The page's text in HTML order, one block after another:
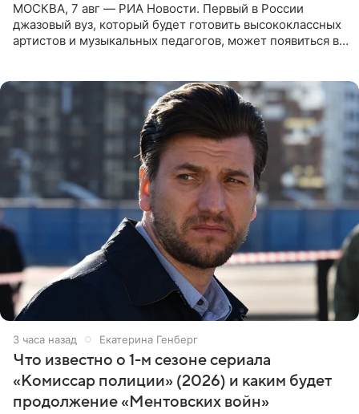
МОСКВА, 7 авг — РИА Новости. Первый в России
джазовый вуз, который будет готовить высококлассных
артистов и музыкальных педагогов, может появиться в
3 часа назад Екатерина Генберг
Что известно о 1-м сезоне сериала
«Комиссар полиции» (2026) и каким будет
продолжение «Ментовских войн»